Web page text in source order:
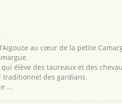
au cœur de la petite
élève des taureaux et des
traditionnel des gardians.
...